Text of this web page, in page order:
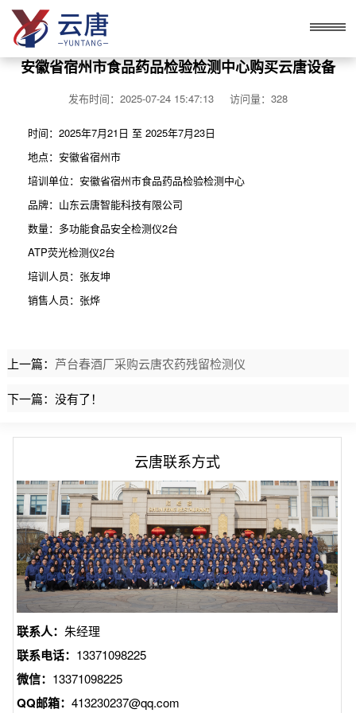
安徽省宿州市食品药品检验检测中心购买云唐设备
发布时间：2025-07-24 15:47:13 访问量：328
时间：2025年7月21日 至 2025年7月23日
地点：安徽省宿州市
培训单位：安徽省宿州市食品药品检验检测中心
品牌：山东云唐智能科技有限公司
数量：多功能食品安全检测仪2台
ATP荧光检测仪2台
培训人员：张友坤
销售人员：张烨
上一篇： 芦台春酒厂采购云唐农药残留检测仪
下一篇：没有了！
云唐联系方式
联系人：朱经理
联系电话： 13371098225
微信： 13371098225
QQ邮箱：413230237@qq.com